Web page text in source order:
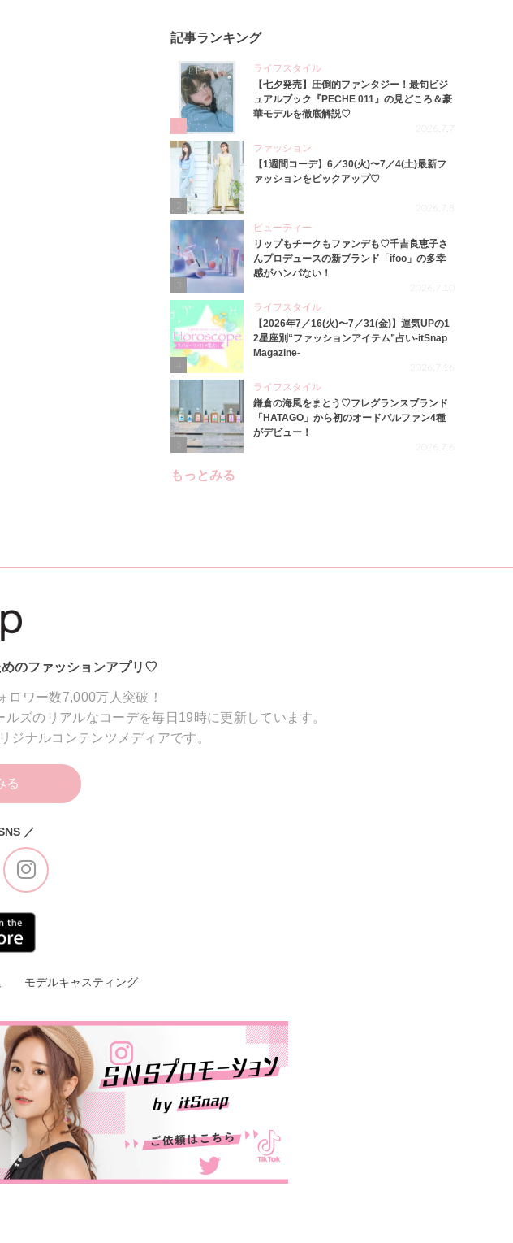
記事ランキング
ライフスタイル
【七夕発売】圧倒的ファンタジー！最旬ビジ
ュアルブック『PECHE 011』の見どころ＆豪
華モデルを徹底解説♡
2026.7.7
ファッション
【1週間コーデ】6／30(火)〜7／4(土)最新フ
ァッションをピックアップ♡
2026.7.8
3
ビューティー
リップもチークもファンデも♡千吉良恵子さ
んプロデュースの新ブランド「ifoo」の多幸
感がハンパない！
2026.7.10
4
ライフスタイル
【2026年7／16(火)〜7／31(金)】運気UPの1
2星座別“ファッションアイテム”占い-itSnap
Magazine-
2026.7.16
ライフスタイル
鎌倉の海風をまとう♡フレグランスブランド
「HATAGO」から初のオードパルファン4種
がデビュー！
2026.7.6
もっとみる
めのファッションアプリ♡
ロワー数7,000万人突破！
ズのリアルなコーデを毎日19時に更新しています。
ジナルコンテンツメディアです。
る
／
モデルキャスティング